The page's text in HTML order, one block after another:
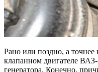
Рано или поздно, а
клапанном двигателе
генератора. Конечно,